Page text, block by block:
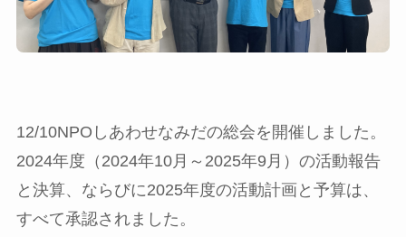
12/10NPOしあわせなみだの総会を開催しました。
2024年度（2024年10月～2025年9月）の活動報告
と決算、ならびに2025年度の活動計画と予算は、
すべて承認されました。